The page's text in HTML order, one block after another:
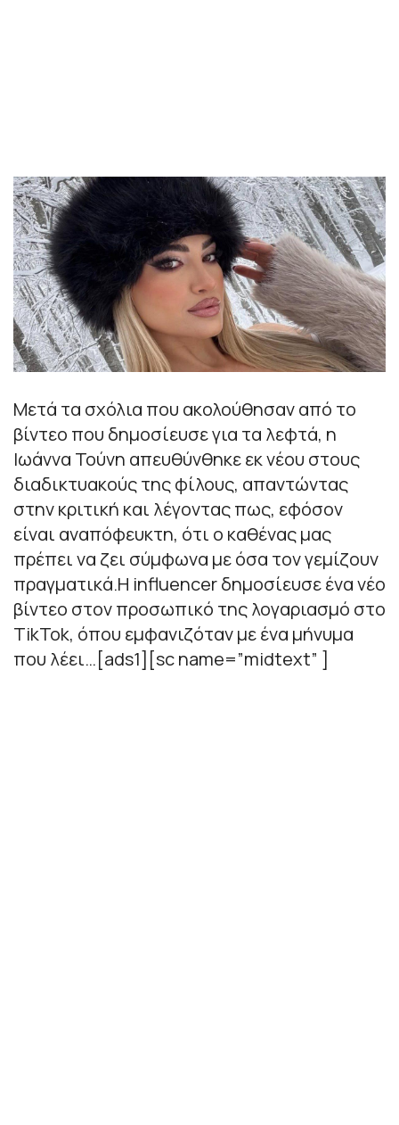
Μετά τα σχόλια που ακολούθησαν από το
βίντεο που δημοσίευσε για τα λεφτά, η
Ιωάννα Τούνη απευθύνθηκε εκ νέου στους
διαδικτυακούς της φίλους, απαντώντας
στην κριτική και λέγοντας πως, εφόσον
είναι αναπόφευκτη, ότι ο καθένας μας
πρέπει να ζει σύμφωνα με όσα τον γεμίζουν
πραγματικά.Η influencer δημοσίευσε ένα νέο
βίντεο στον προσωπικό της λογαριασμό στο
TikTok, όπου εμφανιζόταν με ένα μήνυμα
που λέει…[ads1][sc name=”midtext” ]